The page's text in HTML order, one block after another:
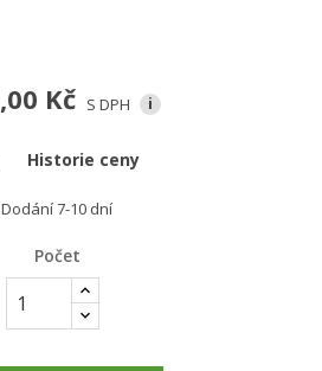
Kč S DPH i
Historie ceny
Dodání 7-10 dní
Počet